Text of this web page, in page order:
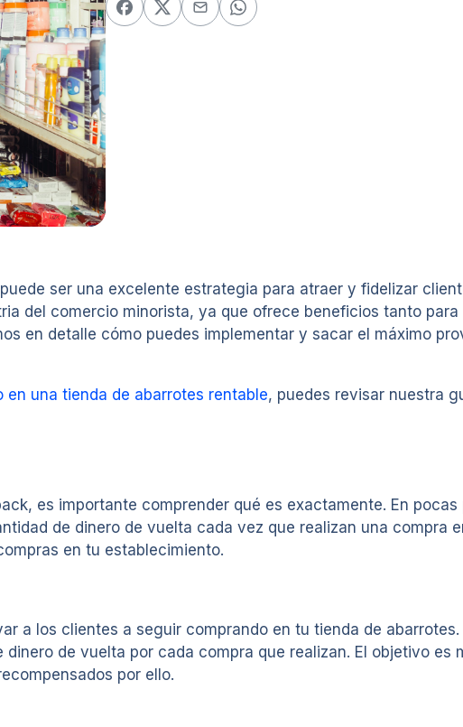
ser una excelente estrategia para atraer y fidelizar
del comercio minorista, ya que ofrece beneficios tanto para
en detalle cómo puedes implementar y sacar el máximo
una tienda de abarrotes rentable, puedes revisar nuestra
es importante comprender qué es exactamente. En pocas
de dinero de vuelta cada vez que realizan una compra
en tu establecimiento.
a los clientes a seguir comprando en tu tienda de
de vuelta por cada compra que realizan. El objetivo es
por ello.